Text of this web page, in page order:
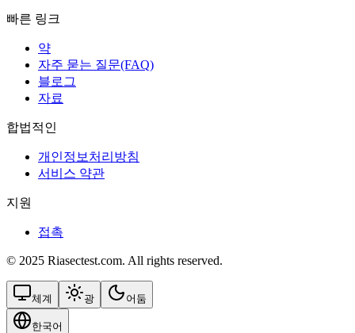
빠른 링크
약
자주 묻는 질문(FAQ)
블로그
자료
합법적인
개인정보처리방침
서비스 약관
지원
접촉
© 2025 Riasectest.com. All rights reserved.
체계 광 어둠
한국어